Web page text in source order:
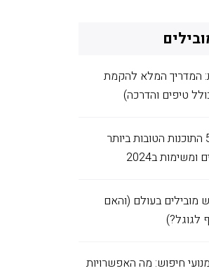
המדריך המלא להקמת
ניהול משימות: 5 התוכנות הטובות ביותר
ב2024
מובילים בעולם (והאם
לגוגל?)
חיפוש: מה האפשרויות